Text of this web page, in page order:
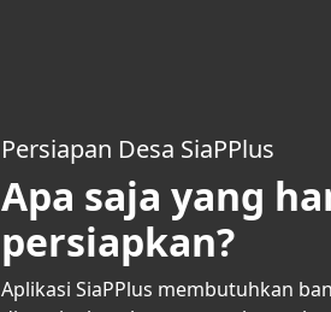
Persiapan Desa SiaPPlus
Apa saja yang
persiapkan?
Aplikasi SiaPPlus membutuhkan